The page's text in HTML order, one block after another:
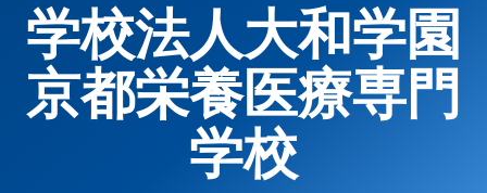
学校法人大和学園
京都栄養医療専門
学校